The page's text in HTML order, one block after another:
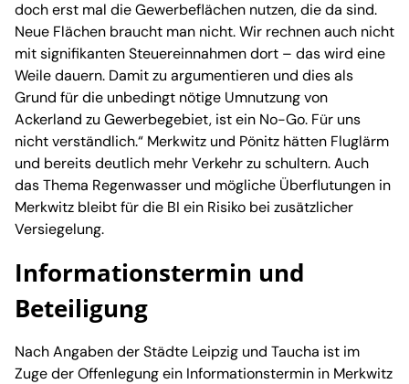
doch erst mal die Gewerbeflächen nutzen, die da sind.
Neue Flächen braucht man nicht. Wir rechnen auch nicht
mit signifikanten Steuereinnahmen dort – das wird eine
Weile dauern. Damit zu argumentieren und dies als
Grund für die unbedingt nötige Umnutzung von
Ackerland zu Gewerbegebiet, ist ein No-Go. Für uns
nicht verständlich.“ Merkwitz und Pönitz hätten Fluglärm
und bereits deutlich mehr Verkehr zu schultern. Auch
das Thema Regenwasser und mögliche Überflutungen in
Merkwitz bleibt für die BI ein Risiko bei zusätzlicher
Versiegelung.
Informationstermin und
Beteiligung
Nach Angaben der Städte Leipzig und Taucha ist im
Zuge der Offenlegung ein Informationstermin in Merkwitz